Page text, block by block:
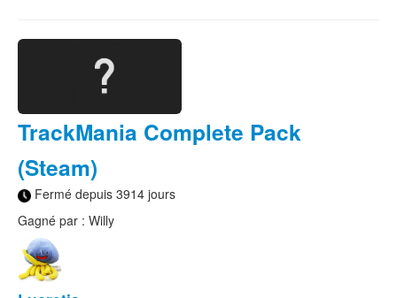
TrackMania Complete Pack
(Steam)
Fermé depuis 3914 jours
Gagné par : Willy